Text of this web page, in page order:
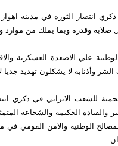
انتصار الثورة في مدينة
صلابة وقدرة وبما يملك من موارد
علي الاصعدة العسكرية
وأذنابه لا يشكلون تهديد جديا
للشعب الايراني في ذكري
والقيادة الحكيمة والشجاعة
الوطنية والامن القومي